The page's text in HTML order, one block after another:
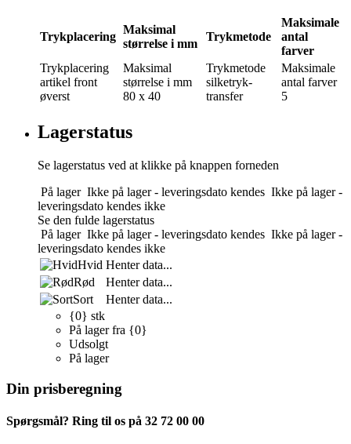
Trykplacering
Maksimal
størrelse i mm
Trykmetode
Maksimale
antal
farver
Trykplacering
artikel front
øverst
Maksimal
størrelse i mm
80 x 40
Trykmetode
silketryk-
transfer
Maksimale
antal farver
5
Lagerstatus
Se lagerstatus ved at klikke på knappen forneden
På lager Ikke på lager - leveringsdato kendes Ikke på lager -
leveringsdato kendes ikke
Se den fulde lagerstatus
På lager Ikke på lager - leveringsdato kendes Ikke på lager -
leveringsdato kendes ikke
Hvid Henter data...
Rød
Henter data...
Sort
Henter data...
{0} stk
På lager fra {0}
Udsolgt
På lager
Din prisberegning
Spørgsmål? Ring til os på 32 72 00 00